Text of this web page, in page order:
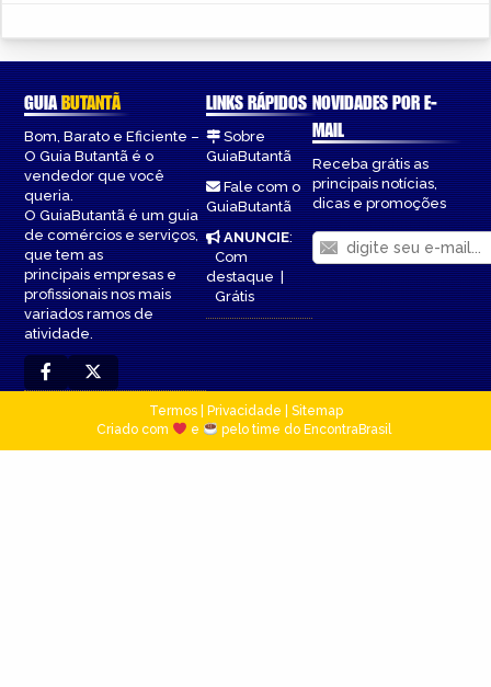
GUIABUTANTÃ
Bom, Barato e Eficiente –
O Guia Butantã é o
vendedor que você
queria.
O GuiaButantã é um guia
de comércios e serviços,
que tem as
principais empresas e
profissionais nos mais
variados ramos de
atividade.
LINKS RÁPIDOS
Sobre
GuiaButantã
Fale com o
GuiaButantã
ANUNCIE:
Com
destaque|
Grátis
NOVIDADES POR E-
MAIL
Receba grátis as
principais notícias,
dicas e promoções
Termos| Privacidade
Sitemap
Criado com
e pelo time do EncontraBrasil